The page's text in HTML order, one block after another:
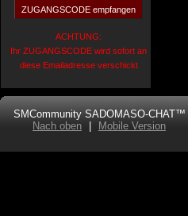
ACHTUNG:
Ihr ZUGANGSCODE wird sofort an
diese Emailadresse verschickt
SMCommunity SADOMASO-CHAT™
Nach oben
Mobile Version